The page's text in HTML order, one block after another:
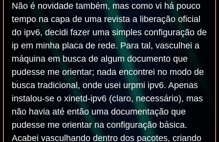
Não é novidade também, mas como vi há pouco
tempo na capa de uma revista a liberação oficial
do ipv6, decidi fazer uma simples configuração de
ip em minha placa de rede. Para tal, vasculhei a
máquina em busca de algum documento que
pudesse me orientar; nada encontrei no modo de
busca tradicional, onde usei urpmi ipv6. Apenas
instalou-se o xinetd-ipv6 (claro, necessário), mas
não havia até então uma documentação que
pudesse me orientar na configuração básica.
Acabei vasculhando dentro dos pacotes, criando